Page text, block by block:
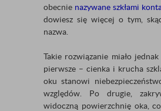
obecnie nazywane szkłami
dowiesz się więcej o tym,
nazwa.
Takie rozwiązanie miało
pierwsze – cienka i krucha
oku stanowi
względów. Po drugie,
widoczną powierzchnię oka,